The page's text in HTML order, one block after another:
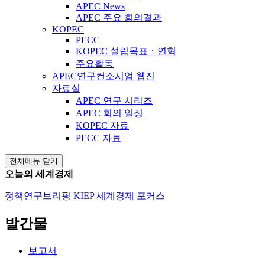
APEC News
APEC 주요 회의결과
KOPEC
PECC
KOPEC 설립목표ㆍ연혁
주요활동
APEC연구컨소시엄 웹진
자료실
APEC 연구 시리즈
APEC 회의 일정
KOPEC 자료
PECC 자료
전체메뉴 닫기
오늘의 세계경제
정책연구브리핑 KIEP 세계경제 포커스
발간물
보고서